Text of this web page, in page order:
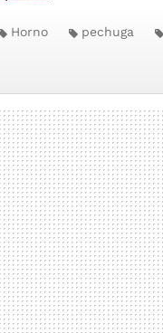
Horno pechuga